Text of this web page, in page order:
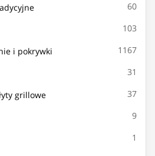
60
103
i pokrywki 1167
31
grillowe 37
9
1